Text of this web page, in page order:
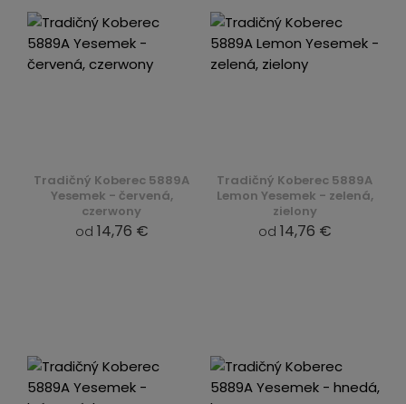
Tradičný Koberec 5889A
Yesemek - červená,
czerwony
od 14,76 €
Tradičný Koberec 5889A
Lemon Yesemek - zelená,
zielony
od 14,76 €